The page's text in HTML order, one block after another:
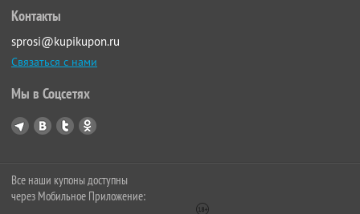
Контакты
sprosi@kupikupon.ru
Связаться с нами
Мы в Соцсетях
Все наши купоны доступны
через Мобильное Приложение: